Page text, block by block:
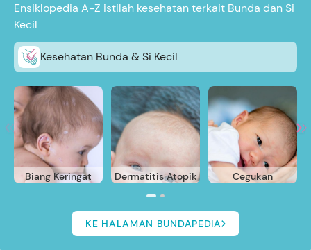
Ensiklopedia A-Z istilah kesehatan terkait Bunda dan Si
Kecil
Kesehatan Bunda & Si Kecil
Biang Keringat Dermatitis Atopik Cegukan
KE HALAMAN BUNDAPEDIA